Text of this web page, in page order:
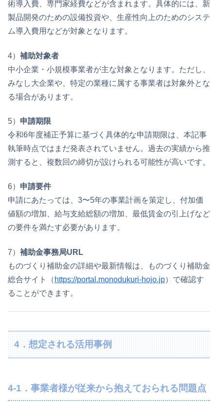
術導入費、専門家経費などが含まれます。具体的には、新
製品開発のための設備投資や、生産性向上のためのシステ
ム導入費用などが対象となります。
4） 補助対象者
中小企業・小規模事業者が主な対象となります。ただし、
みなし大企業や、特定の業種に属する事業者は対象外とな
る場合があります。
5） 申請期限
令和6年度補正予算に基づく具体的な申請期限は、本記事
執筆時点ではまだ発表されていません。過去の実績から推
測すると、複数回の締切が設けられる可能性が高いです。
6） 申請要件
申請にあたっては、3〜5年の事業計画を策定し、付加価
値額の増加、給与支給総額の増加、最低賃金の引上げなど
の要件を満たす必要があります。
7） 補助金事務局URL
ものづくり補助金の詳細や最新情報は、ものづくり補助金
総合サイト（ https://portal.monodukuri-hojo.jp）で確認す
ることができます。
4．想定される活用事例
4-1．事業者様が従来から抱えておられる問題点